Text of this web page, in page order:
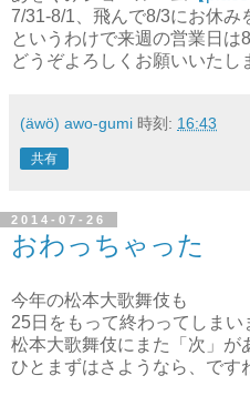
7/31-8/1、飛んで8/3にお休み
というわけで来週の営業日
どうぞよろしくお願いいたし
(äwö) awo-gumi 時刻: 16:43
共有
2014-07-26
おわっちゃった
今年の松本大歌舞伎も
25日をもって終わってしまい
松本大歌舞伎にまた「次」が
ひとまずはさようなら、です